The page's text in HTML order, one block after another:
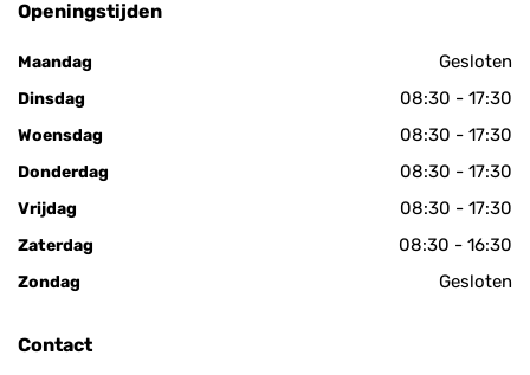
Openingstijden
Maandag Gesloten
Dinsdag 08:30 - 17:30
Woensdag 08:30 - 17:30
Donderdag 08:30 - 17:30
Vrijdag 08:30 - 17:30
Zaterdag 08:30 - 16:30
Zondag Gesloten
Contact